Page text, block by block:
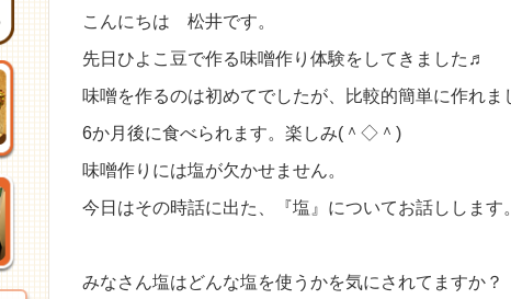
こんにちは 松井です。
先日ひよこ豆で作る味噌作り体験をしてきました♬
味噌を作るのは初めてでしたが、比較的簡単に作れま
6か月後に食べられます。楽しみ(＾◇＾)
味噌作りには塩が欠かせません。
今日はその時話に出た、『塩』についてお話しします。
みなさん塩はどんな塩を使うかを気にされてますか？